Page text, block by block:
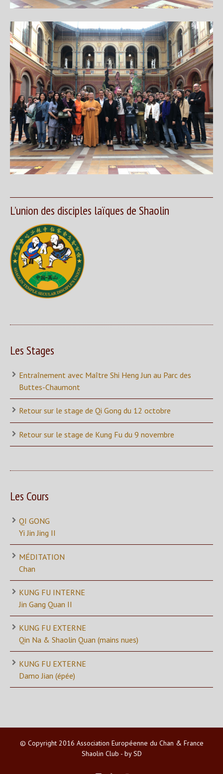
L’union des disciples laïques de Shaolin
Les Stages
Entraînement avec Maître Shi Heng Jun au Parc des
Buttes-Chaumont
Retour sur le stage de Qi Gong du 12 octobre
Retour sur le stage de Kung Fu du 9 novembre
Les Cours
QI GONG
Yi Jin Jing II
MÉDITATION
Chan
KUNG FU INTERNE
Jin Gang Quan II
KUNG FU EXTERNE
Qin Na & Shaolin Quan (mains nues)
KUNG FU EXTERNE
Damo Jian (épée)
© Copyright 2016 Association Européenne du Chan & France
Shaolin Club - by SD